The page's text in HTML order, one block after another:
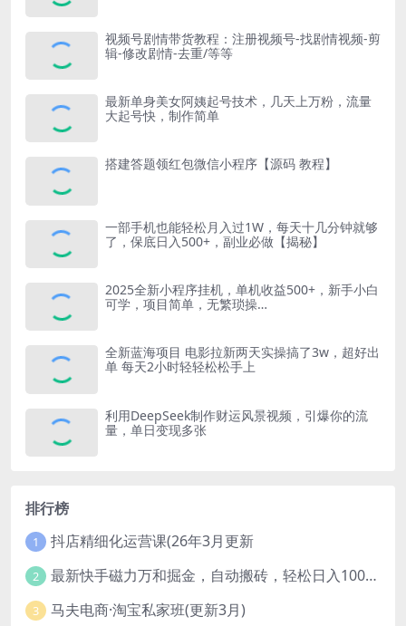
视频号剧情带货教程：注册视频号-找剧情视频-剪
辑-修改剧情-去重/等等
最新单身美女阿姨起号技术，几天上万粉，流量
大起号快，制作简单
搭建答题领红包微信小程序【源码 教程】
一部手机也能轻松月入过1W，每天十几分钟就够
了，保底日入500+，副业必做【揭秘】
2025全新小程序挂机，单机收益500+，新手小白
可学，项目简单，无繁琐操…
全新蓝海项目 电影拉新两天实操搞了3w，超好出
单 每天2小时轻轻松松手上
利用DeepSeek制作财运风景视频，引爆你的流
量，单日变现多张
排行榜
1 抖店精细化运营课(26年3月更新
2 最新快手磁力万和掘金，自动搬砖，轻松日入100-200，操作简单
3 马夫电商·淘宝私家班(更新3月)